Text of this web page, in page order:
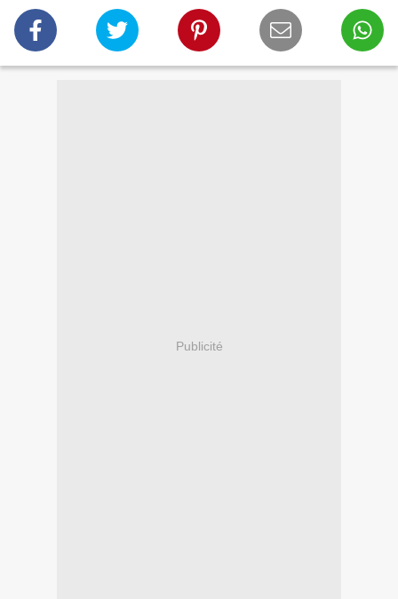
Publicité